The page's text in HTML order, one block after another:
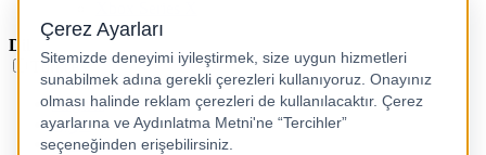
Dil
Türkçe
English
عربى
русский